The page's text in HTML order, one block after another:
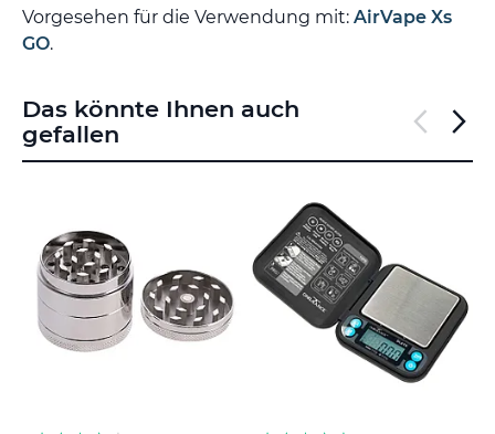
Vorgesehen für die Verwendung mit: AirVape Xs
GO.
Das könnte Ihnen auch
gefallen